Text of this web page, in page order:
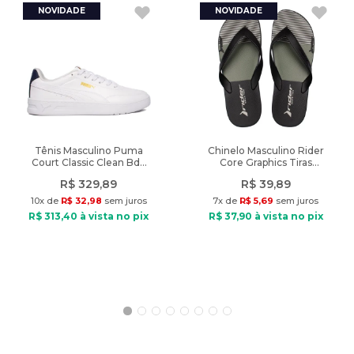
Indicado: Dia a dia
Composição: Poliéster e elastano
Tipo de tecido: Plano
Cós: Com elástico e cordão
Bolsos: 2 bolsos frontais e 1 bolso traseiro
Diferencial: Cós com elástico e cordão para o ajuste no corpo.
Modelo veste: Tamanho M
Peso do Produto: 173g
Tênis Masculino Puma
Court Classic Clean Bdp
R$ 329,89
10x de R$ 32,98 sem juros
R$ 313,40 à vista no pix
Chinelo Masculino Rider
Core Graphics Tiras
R$ 39,89
7x de R$ 5,69 sem juros
R$ 37,90 à vista no pix